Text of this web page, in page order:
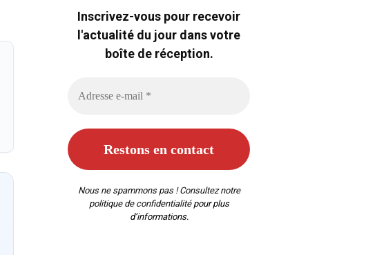
Inscrivez-vous pour recevoir
l'actualité du jour dans votre
boîte de réception.
Nous ne spammons pas ! Consultez notre
politique de confidentialitépour plus
d’informations.